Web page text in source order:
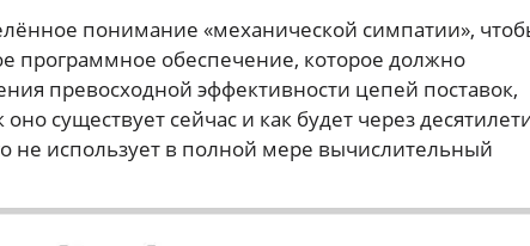
понимание «механической симпатии»,
программное обеспечение, которое должно
превосходной эффективности цепей поставок,
существует сейчас и как будет через
не использует в полной мере вычислительный